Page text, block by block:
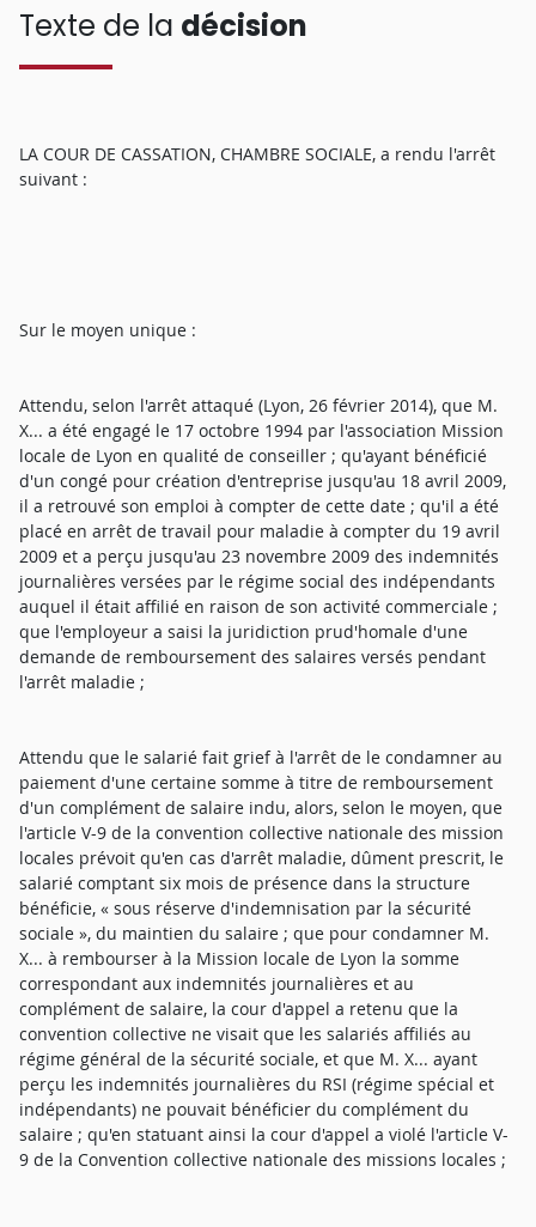
Texte de la décision
LA COUR DE CASSATION, CHAMBRE SOCIALE, a rendu l'arrêt
suivant :
Sur le moyen unique :
Attendu, selon l'arrêt attaqué (Lyon, 26 février 2014), que M.
X... a été engagé le 17 octobre 1994 par l'association Mission
locale de Lyon en qualité de conseiller ; qu'ayant bénéficié
d'un congé pour création d'entreprise jusqu'au 18 avril 2009,
il a retrouvé son emploi à compter de cette date ; qu'il a été
placé en arrêt de travail pour maladie à compter du 19 avril
2009 et a perçu jusqu'au 23 novembre 2009 des indemnités
journalières versées par le régime social des indépendants
auquel il était affilié en raison de son activité commerciale ;
que l'employeur a saisi la juridiction prud'homale d'une
demande de remboursement des salaires versés pendant
l'arrêt maladie ;
Attendu que le salarié fait grief à l'arrêt de le condamner au
paiement d'une certaine somme à titre de remboursement
d'un complément de salaire indu, alors, selon le moyen, que
l'article V-9 de la convention collective nationale des mission
locales prévoit qu'en cas d'arrêt maladie, dûment prescrit, le
salarié comptant six mois de présence dans la structure
bénéficie, « sous réserve d'indemnisation par la sécurité
sociale », du maintien du salaire ; que pour condamner M.
X... à rembourser à la Mission locale de Lyon la somme
correspondant aux indemnités journalières et au
complément de salaire, la cour d'appel a retenu que la
convention collective ne visait que les salariés affiliés au
régime général de la sécurité sociale, et que M. X... ayant
perçu les indemnités journalières du RSI (régime spécial et
indépendants) ne pouvait bénéficier du complément du
salaire ; qu'en statuant ainsi la cour d'appel a violé l'article V-
9 de la Convention collective nationale des missions locales ;